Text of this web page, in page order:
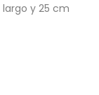
y 25 cm